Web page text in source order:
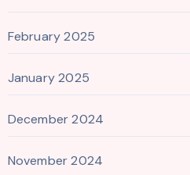
February 2025
January 2025
December 2024
November 2024